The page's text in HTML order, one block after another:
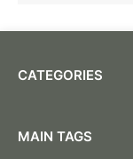
CATEGORIES
MAIN TAGS